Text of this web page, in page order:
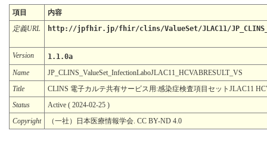
項目
内容
定義URL
http://jpfhir.jp/fhir/clins/ValueSet/JLAC11/
Version
1.1.0a
Name
JP_CLINS_ValueSet_InfectionLaboJLAC11_HCVABRESULT_VS
Title
CLINS 電子カルテ共有サービス用:感染症検査項目セットJLAC11
Status
Active ( 2024-02-25 )
Copyright
（一社）日本医療情報学会. CC BY-ND 4.0